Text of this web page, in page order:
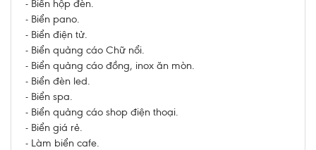
- Biển hộp đèn.
- Biển pano.
- Biển điện tử.
- Biển quảng cáo Chữ nổi.
- Biển quảng cáo đồng, inox ăn mòn.
- Biển đèn led.
- Biển spa.
- Biển quảng cáo shop điện thoại.
- Biển giá rẻ.
- Làm biển cafe.